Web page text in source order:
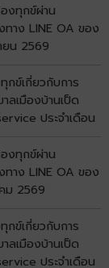
งทุกข์ผ่าน
าง LINE OA ของ
ยน 2569
กข์เกี่ยวกับการ
ลเมืองบ้านเป็ด
ประจำเดือน
งทุกข์ผ่าน
าง LINE OA ของ
ม 2569
กข์เกี่ยวกับการ
ลเมืองบ้านเป็ด
ประจำเดือน